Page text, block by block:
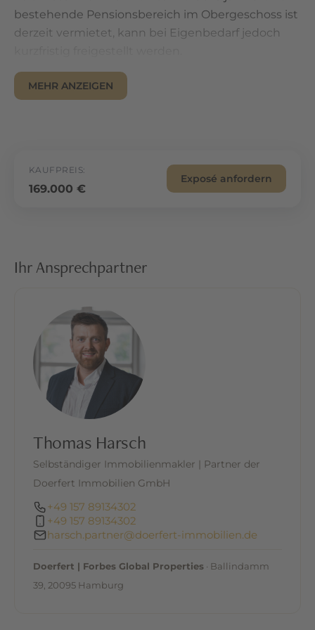
bestehende Pensionsbereich im Obergeschoss ist
derzeit vermietet, kann bei Eigenbedarf jedoch
Das Herzstück der Immobilie bildet die vollständig
eingerichtete Gaststätte mit ca. 185 m² Fläche und
komplette Bestuhlung ist bereits vorhanden.
Damit eignet sich die Immobilie hervorragend für
umfangreiche Modernisierungen vorgenommen.
und geölt, die Fenster im Saalbereich erneuert
sowie der Bühnenboden modernisiert. Zusätzlich
wurden die WG-Zimmer und die Halle frisch
gestrichen. Ein erkennbarer Instandsetzungsstau
besteht nicht.
Das Obergeschoss verfügt über ca. 140 m²
drei Bädern sowie einer großzügigen Wohnküche.
Die Raumaufteilung ermöglicht eine flexible
Nutzung als Pension, Monteurunterkunft, WG-
Konzept oder großzügige Betreiberwohnung.
Das Objekt ist teilunterkellert und wird über eine
stehen eine Garage, ein Carport sowie zwei
befestigte PKW-Stellplätze direkt am Haus zur
MEHR ANZEIGEN
KAUFPREIS:
169.000 €
Exposé anfordern
Ihr Ansprechpartner
Thomas Harsch
Selbständiger Immobilienmakler | Partner der
Doerfert Immobilien GmbH
+49 157 89134302
+49 157 89134302
harsch.partner@doerfert-immobilien.de
Doerfert | Forbes Global Properties · Ballindamm
39, 20095 Hamburg